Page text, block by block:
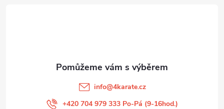
info@4karate.cz
+420 704 979 333 Po-Pá (9-16hod.)